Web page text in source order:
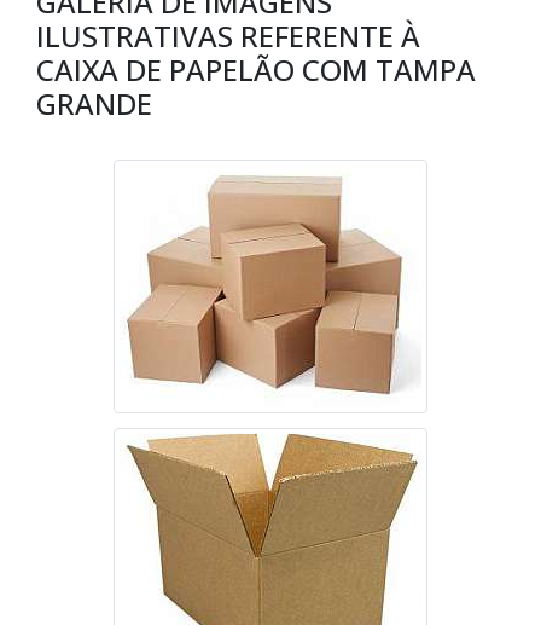
ILUSTRATIVAS REFERENTE À
CAIXA DE PAPELÃO COM TAMPA
GRANDE